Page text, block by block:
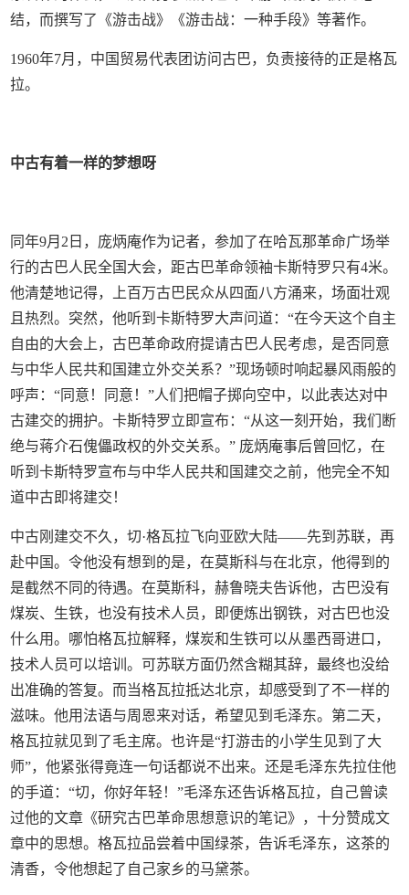
结，而撰写了《游击战》《游击战：一种手段》等著作。
1960年7月，中国贸易代表团访问古巴，负责接待的正是格瓦
拉。
中古有着一样的梦想呀
同年9月2日，庞炳庵作为记者，参加了在哈瓦那革命广场举
行的古巴人民全国大会，距古巴革命领袖卡斯特罗只有4米。
他清楚地记得，上百万古巴民众从四面八方涌来，场面壮观
且热烈。突然，他听到卡斯特罗大声问道：“在今天这个自主
自由的大会上，古巴革命政府提请古巴人民考虑，是否同意
与中华人民共和国建立外交关系？”现场顿时响起暴风雨般的
呼声：“同意！同意！”人们把帽子掷向空中，以此表达对中
古建交的拥护。卡斯特罗立即宣布：“从这一刻开始，我们断
绝与蒋介石傀儡政权的外交关系。” 庞炳庵事后曾回忆，在
听到卡斯特罗宣布与中华人民共和国建交之前，他完全不知
道中古即将建交！
中古刚建交不久，切·格瓦拉飞向亚欧大陆——先到苏联，再
赴中国。令他没有想到的是，在莫斯科与在北京，他得到的
是截然不同的待遇。在莫斯科，赫鲁晓夫告诉他，古巴没有
煤炭、生铁，也没有技术人员，即便炼出钢铁，对古巴也没
什么用。哪怕格瓦拉解释，煤炭和生铁可以从墨西哥进口，
技术人员可以培训。可苏联方面仍然含糊其辞，最终也没给
出准确的答复。而当格瓦拉抵达北京，却感受到了不一样的
滋味。他用法语与周恩来对话，希望见到毛泽东。第二天，
格瓦拉就见到了毛主席。也许是“打游击的小学生见到了大
师”，他紧张得竟连一句话都说不出来。还是毛泽东先拉住他
的手道：“切，你好年轻！”毛泽东还告诉格瓦拉，自己曾读
过他的文章《研究古巴革命思想意识的笔记》，十分赞成文
章中的思想。格瓦拉品尝着中国绿茶，告诉毛泽东，这茶的
清香，令他想起了自己家乡的马黛茶。